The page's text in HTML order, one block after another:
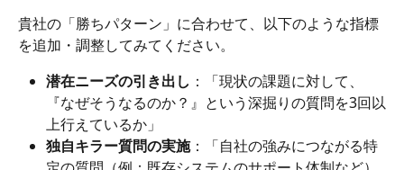
貴社の「勝ちパターン」に合わせて、以下のような指標
を追加・調整してみてください。
潜在ニーズの引き出し ：「現状の課題に対して、
『なぜそうなるのか？』という深掘りの質問を3回以
上行えているか」
独自キラー質問の実施：「自社の強みにつながる特